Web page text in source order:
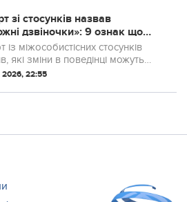
посл...
зі стосунків назвав
дзвіночки»: 9 ознак що
готова розірвати
із міжособистісних стосунків
які зміни в поведінці можуть
про внутрішнє рішення жінки
2026, 22:55